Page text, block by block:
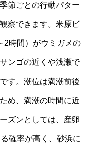
節ごとの行動パター
察できます。米原ビ
2時間）がウミガメの
ンゴの近くや浅瀬で
す。潮位は満潮前後
め、満潮の時間に近
ズンとしては、産卵
確率が高く、砂浜に